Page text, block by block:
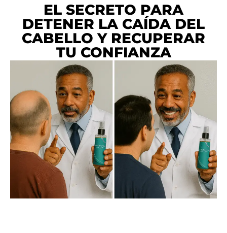
EL SECRETO PARA
DETENER LA CAÍDA DEL
CABELLO Y RECUPERAR
TU CONFIANZA